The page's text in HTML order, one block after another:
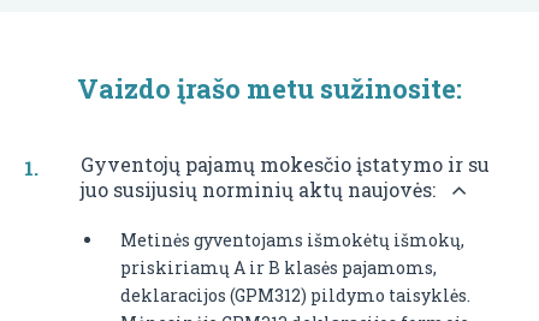
Vaizdo įrašo metu sužinosite:
Gyventojų pajamų mokesčio įstatymo ir su
juo susijusių norminių aktų naujovės:
Metinės gyventojams išmokėtų išmokų,
priskiriamų A ir B klasės pajamoms,
deklaracijos (GPM312) pildymo taisyklės.